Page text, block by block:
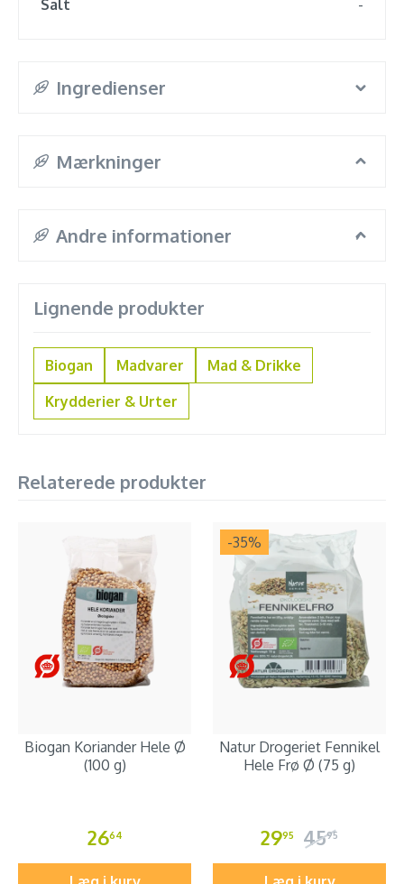
Salt -
Ingredienser
Mærkninger
Andre informationer
Lignende produkter
Biogan Madvarer
Mad & Drikke
Krydderier & Urter
Relaterede produkter
Biogan Koriander Hele Ø
(100 g)
2664
-35%
Natur Drogeriet Fennikel
Hele Frø Ø (75 g)
2995 4595